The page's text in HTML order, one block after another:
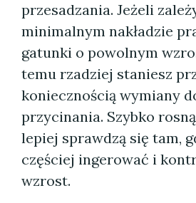
przesadzania. Jeżeli
minimalnym nakładzie
gatunki o powolnym
temu rzadziej staniesz
koniecznością wymiany
przycinania. Szybko
lepiej sprawdzą się tam,
częściej ingerować i
wzrost.